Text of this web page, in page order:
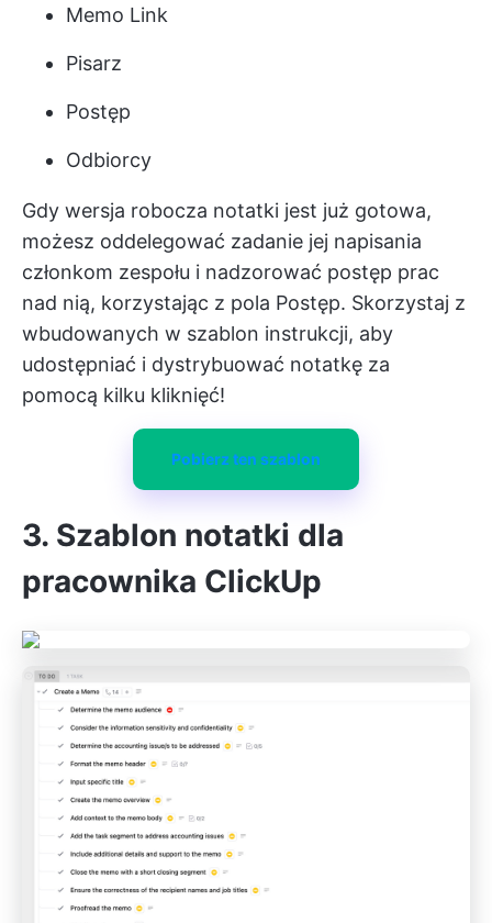
Memo Link
Pisarz
Postęp
Odbiorcy
Gdy wersja robocza notatki jest już gotowa,
możesz oddelegować zadanie jej napisania
członkom zespołu i nadzorować postęp prac
nad nią, korzystając z pola Postęp. Skorzystaj z
wbudowanych w szablon instrukcji, aby
udostępniać i dystrybuować notatkę za
pomocą kilku kliknięć!
Pobierz ten szablon
3. Szablon notatki dla
pracownika ClickUp